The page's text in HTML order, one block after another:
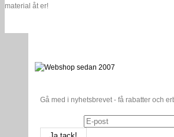
material åt er!
Gå med i nyhetsbrevet - få rabatter och